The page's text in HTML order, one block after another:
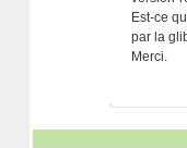
Est-ce
par la
Merci.